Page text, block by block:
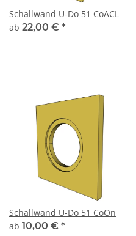
Schallwand U-Do 51 CoACL
ab 22,00 € *
Schallwand U-Do 51 CoOn
ab 10,00 € *